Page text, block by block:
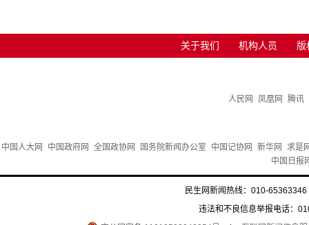
关于我们 机构人员 版
人民网 凤凰网 腾讯
中国人大网 中国政府网 全国政协网 国务院新闻办公室 中国记协网 新华网
求是
中国日报
民生网新闻热线：010-
违法和不良信息举报电话：